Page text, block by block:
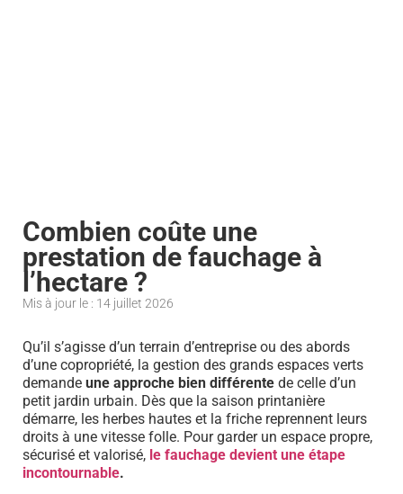
Combien coûte une
prestation de fauchage à
l’hectare ?
Mis à jour le : 14 juillet 2026
Qu’il s’agisse d’un terrain d’entreprise ou des abords
d’une copropriété, la gestion des grands espaces verts
demande une approche bien différente de celle d’un
petit jardin urbain. Dès que la saison printanière
démarre, les herbes hautes et la friche reprennent leurs
droits à une vitesse folle. Pour garder un espace propre,
sécurisé et valorisé, le fauchage devient une étape
incontournable.